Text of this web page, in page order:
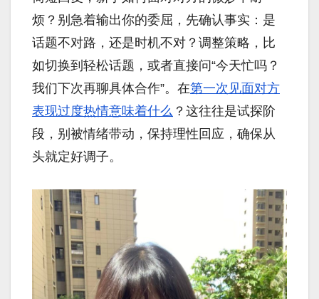
烦？别急着输出你的委屈，先确认事实：是
话题不对路，还是时机不对？调整策略，比
如切换到轻松话题，或者直接问“今天忙吗？
我们下次再聊具体合作”。在第一次见面对方
表现过度热情意味着什么 ？这往往是试探阶
段，别被情绪带动，保持理性回应，确保从
头就定好调子。